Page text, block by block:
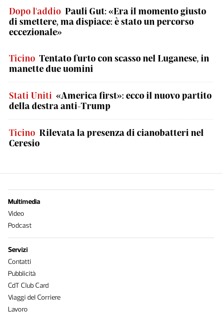
Dopo l'addio Pauli Gut: «Era il momento giusto
di smettere, ma dispiace: è stato un percorso
eccezionale»
Ticino Tentato furto con scasso nel Luganese, in
manette due uomini
Stati Uniti «America first»: ecco il nuovo partito
della destra anti-Trump
Ticino Rilevata la presenza di cianobatteri nel
Ceresio
Multimedia
Video
Podcast
Servizi
Contatti
Pubblicità
CdT Club Card
Viaggi del Corriere
Lavoro